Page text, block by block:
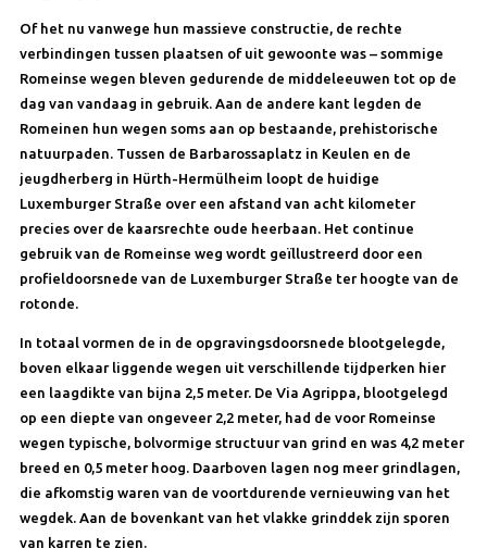
Of het nu vanwege hun massieve constructie, de rechte
verbindingen tussen plaatsen of uit gewoonte was – sommige
Romeinse wegen bleven gedurende de middeleeuwen tot op de
dag van vandaag in gebruik. Aan de andere kant legden de
Romeinen hun wegen soms aan op bestaande, prehistorische
natuurpaden. Tussen de Barbarossaplatz in Keulen en de
jeugdherberg in Hürth-Hermülheim loopt de huidige
Luxemburger Straße over een afstand van acht kilometer
precies over de kaarsrechte oude heerbaan. Het continue
gebruik van de Romeinse weg wordt geïllustreerd door een
profieldoorsnede van de Luxemburger Straße ter hoogte van de
rotonde.
In totaal vormen de in de opgravingsdoorsnede blootgelegde,
boven elkaar liggende wegen uit verschillende tijdperken hier
een laagdikte van bijna 2,5 meter. De Via Agrippa, blootgelegd
op een diepte van ongeveer 2,2 meter, had de voor Romeinse
wegen typische, bolvormige structuur van grind en was 4,2 meter
breed en 0,5 meter hoog. Daarboven lagen nog meer grindlagen,
die afkomstig waren van de voortdurende vernieuwing van het
wegdek. Aan de bovenkant van het vlakke grinddek zijn sporen
van karren te zien.